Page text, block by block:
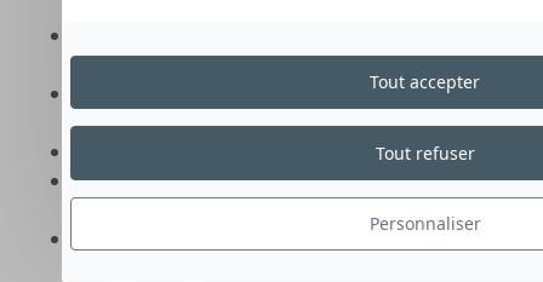
Bénéficiaire ;
Données relatives à l’entreprise d’origine du
Bénéficiaire ;
Données relatives aux heures comptabilisées ;
Données relatives au suivi du projet de transition
Données relatives au financement du projet de
Personnaliser
Tout refuser
Tout accepter